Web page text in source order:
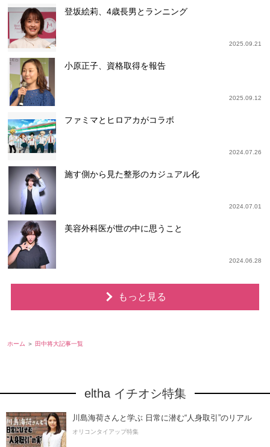
登坂絵莉、4歳長男とランニング
2025.09.21
小原正子、資格取得を報告
2025.09.12
ファミマとヒロアカがコラボ
2024.07.26
施す側から見た整形のカジュアル化
2024.07.01
美容外科医が世の中に思うこと
2024.06.28
もっと見る
ホーム 田中将大記事一覧
eltha イチオシ特集
川島海荷さんと学ぶ 日常に潜む“人身取引”のリアル
オリコンタイアップ特集